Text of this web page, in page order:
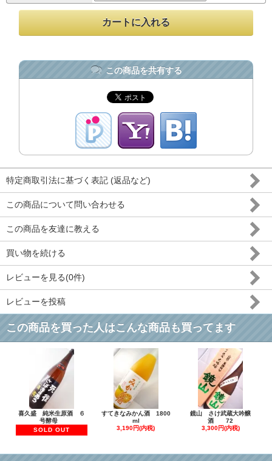
この商品を共有する
特定商取引法に基づく表記 (返品など)
この商品について問い合わせる
この商品を友達に教える
買い物を続ける
レビューを見る(0件)
レビューを投稿
この商品を買った人はこんな商品も買ってます
喜久盛 純米生原酒 ６
号酵母
SOLD OUT
すてきなみかん酒 1800
ml
3,190円(内税)
鏡山 さけ武蔵大吟醸
酒 72
3,300円(内税)